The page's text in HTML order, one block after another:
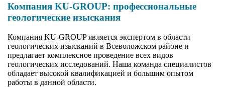
Компания KU-GROUP: профессиональные
геологические изыскания
Компания KU-GROUP является экспертом в области
геологических изысканий в Всеволожском районе и
предлагает комплексное проведение всех видов
геологических исследований. Наша команда специалистов
обладает высокой квалификацией и большим опытом
работы в данной области.